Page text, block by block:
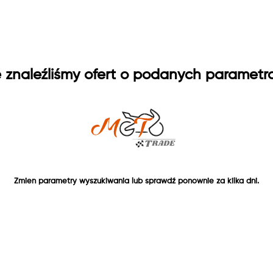
znaleźliśmy ofert o podanych
Zmien parametry wyszukiwania lub sprawdź ponownie za kilka dni.